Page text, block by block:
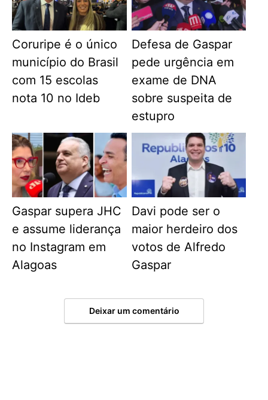
Coruripe é o único
município do Brasil
com 15 escolas
nota 10 no Ideb
Defesa de Gaspar
pede urgência em
exame de DNA
sobre suspeita de
estupro
Gaspar supera JHC
e assume liderança
no Instagram em
Alagoas
Davi pode ser o
maior herdeiro dos
votos de Alfredo
Gaspar
Deixar um comentário